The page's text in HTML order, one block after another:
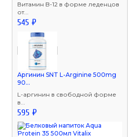
Витамин B-12 в форме леденцов
от...
545 ₽
Аргинин SNT L-Arginine 500mg
90...
L-аргинин в свободной форме
в...
595 ₽